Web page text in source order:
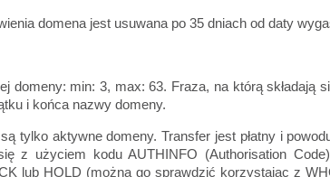
domena jest usuwana po 35 dniach od daty
domeny: min: 3, max: 63. Fraza, na którą składają
i końca nazwy domeny.
tylko aktywne domeny. Transfer jest płatny i
z użyciem kodu AUTHINFO (Authorisation
lub HOLD (można go sprawdzić korzystając z